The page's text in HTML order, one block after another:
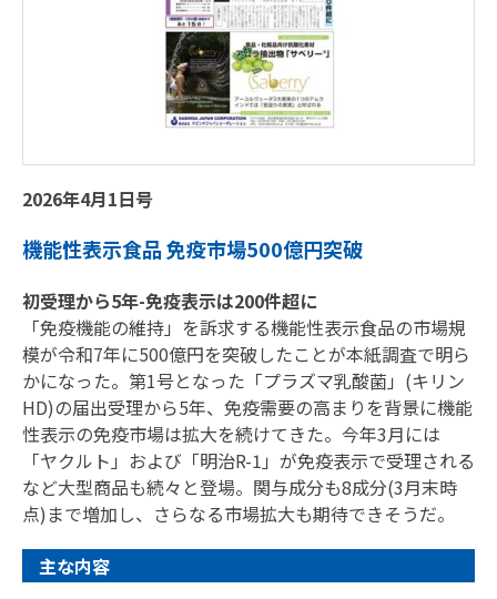
2026年4月1日号
機能性表示食品 免疫市場500億円突破
初受理から5年-免疫表示は200件超に
「免疫機能の維持」を訴求する機能性表示食品の市場規
模が令和7年に500億円を突破したことが本紙調査で明ら
かになった。第1号となった「プラズマ乳酸菌」(キリン
HD)の届出受理から5年、免疫需要の高まりを背景に機能
性表示の免疫市場は拡大を続けてきた。今年3月には
「ヤクルト」および「明治R-1」が免疫表示で受理される
など大型商品も続々と登場。関与成分も8成分(3月末時
点)まで増加し、さらなる市場拡大も期待できそうだ。
主な内容